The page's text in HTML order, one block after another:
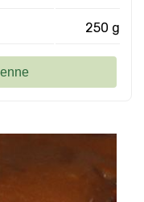
250 g